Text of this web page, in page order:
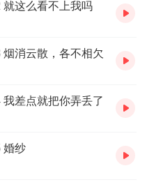
这么看不上我吗
消云散，各不相欠
差点就把你弄丢了
婚纱